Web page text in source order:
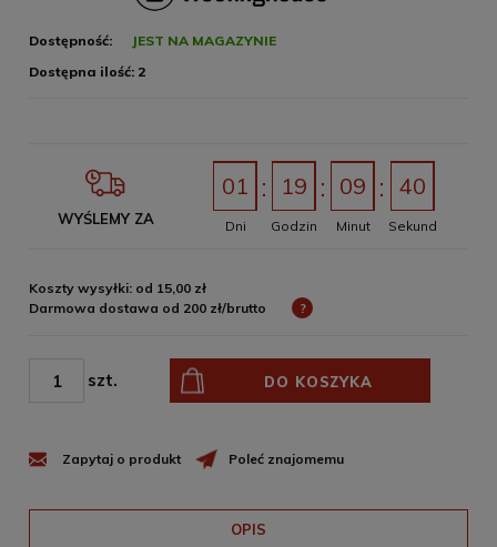
Dostępność:
JEST NA MAGAZYNIE
Dostępna ilość: 2
WYŚLEMY ZA
01
Dni
19
Godzin
09
Minut
40
Sekund
Koszty wysyłki: od 15,00 zł
Darmowa dostawa od 200 zł/brutto
?
szt. DO KOSZYKA
Zapytaj o produkt Poleć znajomemu
OPIS